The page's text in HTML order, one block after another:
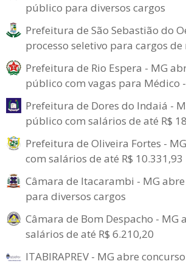
público para diversos cargos
Prefeitura de São Sebastião do
processo seletivo para cargos
Prefeitura de Rio Espera - MG
público com vagas para Médico -
Prefeitura de Dores do Indaiá -
público com salários de até R$
Prefeitura de Oliveira Fortes -
com salários de até R$ 10.331,93
Câmara de Itacarambi - MG
para diversos cargos
Câmara de Bom Despacho - MG
salários de até R$ 6.210,20
ITABIRAPREV - MG abre